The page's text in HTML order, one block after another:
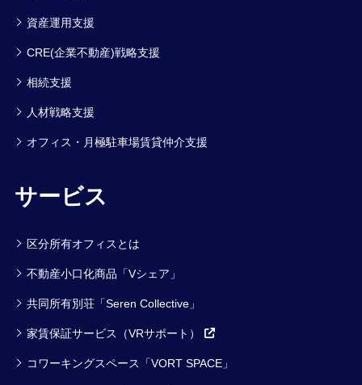
資産運用支援
CRE(企業不動産)戦略支援
相続支援
人材戦略支援
オフィス・月極駐車場賃貸仲介支援
サービス
区分所有オフィスとは
不動産小口化商品「Vシェア」
共同所有別荘「Seren Collective」
家賃保証サービス（VRサポート）
コワーキングスペース「VORT SPACE」